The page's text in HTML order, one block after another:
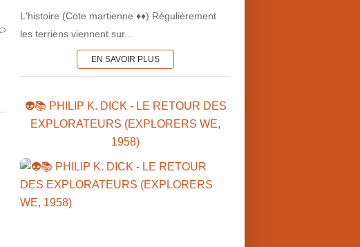
L'histoire (Cote martienne ♦♦) Régulièrement
les terriens viennent sur...
EN SAVOIR PLUS
CULTURE MARTIENNE
COTE MARTIENNE ♦
👽📚 PHILIP K. DICK - LE RETOUR DES
EXPLORATEURS (EXPLORERS WE,
1958)
CULTURE MARTIENNE